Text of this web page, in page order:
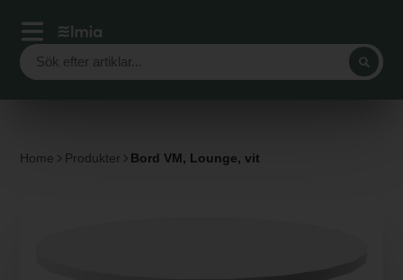
Home Produkter Bord VM, Lounge, vit